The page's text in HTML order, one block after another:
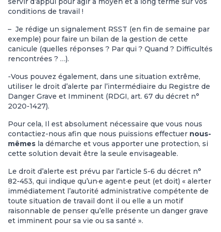
conditions de travail !
– Je rédige un signalement RSST (en fin de semaine par
exemple) pour faire un bilan de la gestion de cette
canicule (quelles réponses ? Par qui ? Quand ? Difficultés
rencontrées ? …).
-Vous pouvez également, dans une situation extrême,
utiliser le droit d’alerte par l’intermédiaire du Registre de
Danger Grave et Imminent (RDGI, art. 67 du décret n°
2020-1427).
Pour cela, Il est absolument nécessaire que vous nous
contactiez-nous afin que nous puissions effectuer nous-
mêmes la démarche et vous apporter une protection, si
cette solution devait être la seule envisageable.
Le droit d’alerte est prévu par l’article 5-6 du décret n°
82-453, qui indique qu’un·e agent·e peut (et doit) « alerter
immédiatement l’autorité administrative compétente de
toute situation de travail dont il ou elle a un motif
raisonnable de penser qu’elle présente un danger grave
et imminent pour sa vie ou sa santé ».